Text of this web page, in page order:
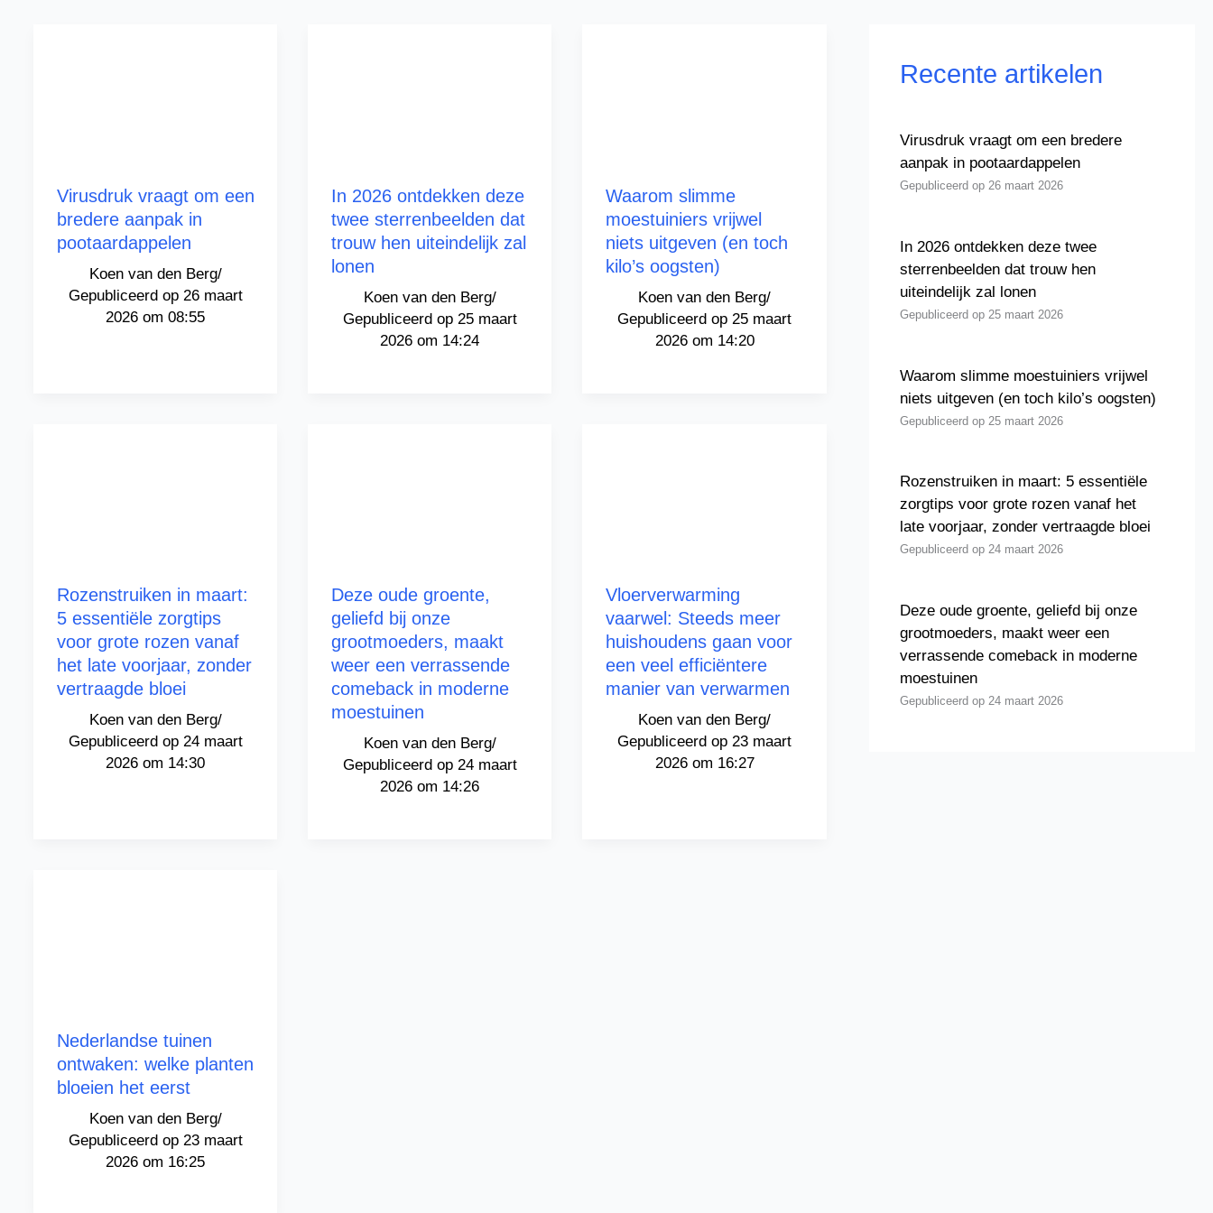
Virusdruk vraagt om een
bredere aanpak in
pootaardappelen
Koen van den Berg/
26 maart
2026 om 08:55
In 2026 ontdekken deze
twee sterrenbeelden dat
trouw hen uiteindelijk zal
lonen
Koen van den Berg/
25 maart
2026 om 14:24
Waarom slimme
moestuiniers vrijwel
niets uitgeven (en toch
kilo’s oogsten)
Koen van den Berg/
25 maart
2026 om 14:20
Rozenstruiken in maart:
5 essentiële zorgtips
voor grote rozen vanaf
het late voorjaar, zonder
vertraagde bloei
Koen van den Berg/
24 maart
2026 om 14:30
Deze oude groente,
geliefd bij onze
grootmoeders, maakt
weer een verrassende
comeback in moderne
moestuinen
Koen van den Berg/
24 maart
2026 om 14:26
Vloerverwarming
vaarwel: Steeds meer
huishoudens gaan voor
een veel efficiëntere
manier van verwarmen
Koen van den Berg/
23 maart
2026 om 16:27
Nederlandse tuinen
ontwaken: welke planten
bloeien het eerst
Koen van den Berg/
23 maart
2026 om 16:25
Recente artikelen
Virusdruk vraagt om een bredere
aanpak in pootaardappelen
26 maart 2026
In 2026 ontdekken deze twee
sterrenbeelden dat trouw hen
uiteindelijk zal lonen
25 maart 2026
Waarom slimme moestuiniers vrijwel
niets uitgeven (en toch kilo’s oogsten)
25 maart 2026
Rozenstruiken in maart: 5 essentiële
zorgtips voor grote rozen vanaf het
late voorjaar, zonder vertraagde bloei
24 maart 2026
Deze oude groente, geliefd bij onze
grootmoeders, maakt weer een
verrassende comeback in moderne
moestuinen
24 maart 2026